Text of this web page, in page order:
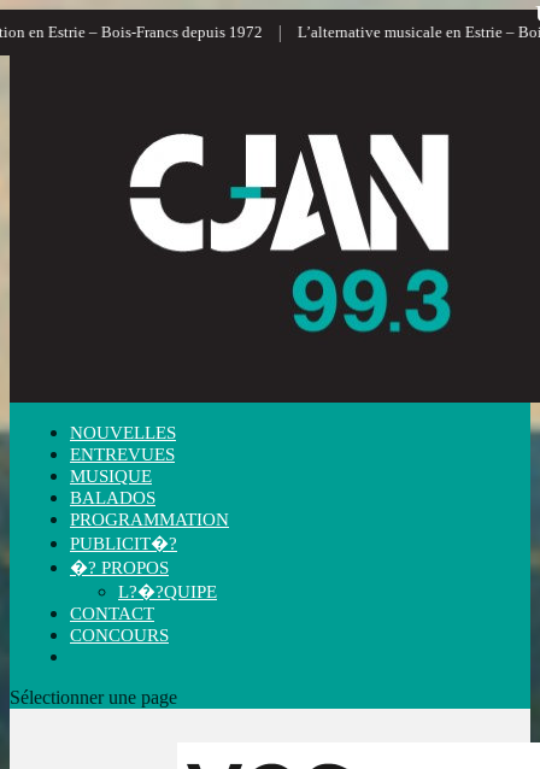
– Bois-Francs depuis 1972 | L’alternative musicale en Estrie – Bois-Francs
NOUVELLES
ENTREVUES
MUSIQUE
BALADOS
PROGRAMMATION
PUBLICIT�?
�? PROPOS
L?�?QUIPE
CONTACT
CONCOURS
Sélectionner une page